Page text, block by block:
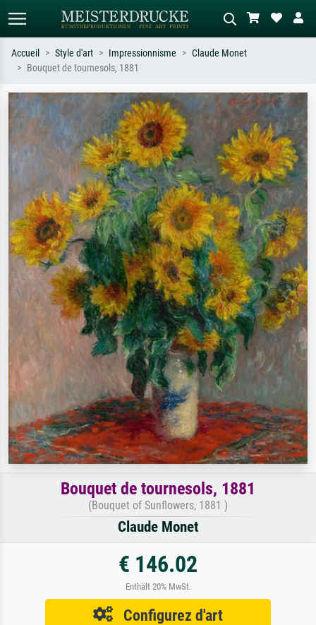
Recherchez par artiste, titre ou style –
ex. Monet, Nuit étoilée,
impressionnisme, vague de Hokusai,
nu.
Décrivez la scène – ex. prairie verte,
abstrait avec beaucoup de rouge,
tableau sombre, nu debout près d'un
arbre.
Accueil Style d'art Impressionnisme
Claude Monet
Bouquet de tournesols, 1881
Bouquet de tournesols, 1881
(Bouquet of Sunflowers, 1881 )
Claude Monet
€ 146.02
Enthält 20% MwSt.
Configurez d'art